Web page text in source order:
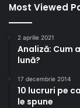
Most Viewed
2 aprilie 2021
Analiză: Cum
lună?
17 decembrie 2014
10 lucruri pe
le spune